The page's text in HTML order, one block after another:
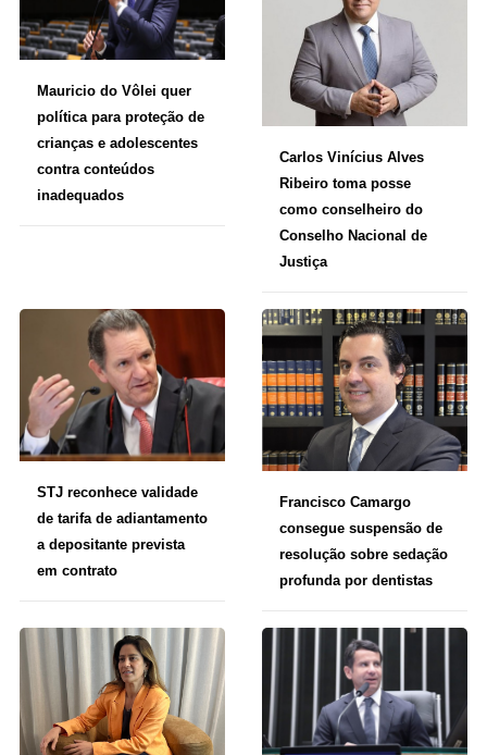
Mauricio do Vôlei quer
política para proteção de
crianças e adolescentes
contra conteúdos
inadequados
Carlos Vinícius Alves
Ribeiro toma posse
como conselheiro do
Conselho Nacional de
Justiça
STJ reconhece validade
de tarifa de adiantamento
a depositante prevista
em contrato
Francisco Camargo
consegue suspensão de
resolução sobre sedação
profunda por dentistas